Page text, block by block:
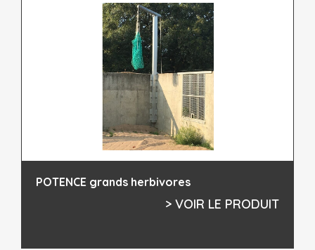
POTENCE grands herbivores
> VOIR LE PRODUIT